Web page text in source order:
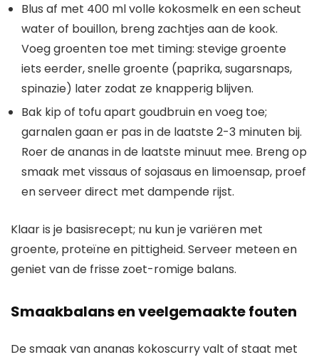
Blus af met 400 ml volle kokosmelk en een scheut
water of bouillon, breng zachtjes aan de kook.
Voeg groenten toe met timing: stevige groente
iets eerder, snelle groente (paprika, sugarsnaps,
spinazie) later zodat ze knapperig blijven.
Bak kip of tofu apart goudbruin en voeg toe;
garnalen gaan er pas in de laatste 2-3 minuten bij.
Roer de ananas in de laatste minuut mee. Breng op
smaak met vissaus of sojasaus en limoensap, proef
en serveer direct met dampende rijst.
Klaar is je basisrecept; nu kun je variëren met
groente, proteïne en pittigheid. Serveer meteen en
geniet van de frisse zoet-romige balans.
Smaakbalans en veelgemaakte fouten
De smaak van ananas kokoscurry valt of staat met